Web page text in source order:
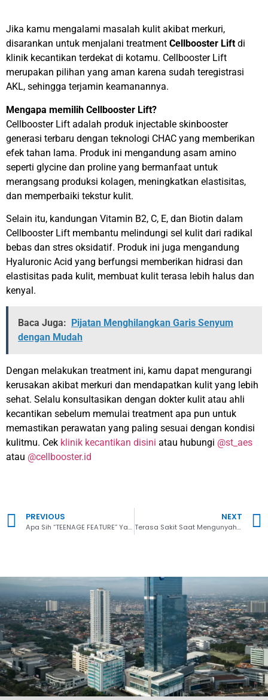
Jika kamu mengalami masalah kulit akibat merkuri,
disarankan untuk menjalani treatment Cellbooster Lift di
klinik kecantikan terdekat di kotamu. Cellbooster Lift
merupakan pilihan yang aman karena sudah teregistrasi
AKL, sehingga terjamin keamanannya.
Mengapa memilih Cellbooster Lift?
Cellbooster Lift adalah produk injectable skinbooster
generasi terbaru dengan teknologi CHAC yang memberikan
efek tahan lama. Produk ini mengandung asam amino
seperti glycine dan proline yang bermanfaat untuk
merangsang produksi kolagen, meningkatkan elastisitas,
dan memperbaiki tekstur kulit.
Selain itu, kandungan Vitamin B2, C, E, dan Biotin dalam
Cellbooster Lift membantu melindungi sel kulit dari radikal
bebas dan stres oksidatif. Produk ini juga mengandung
Hyaluronic Acid yang berfungsi memberikan hidrasi dan
elastisitas pada kulit, membuat kulit terasa lebih halus dan
kenyal.
Baca Juga:
Pijatan Menghilangkan Garis Senyum
dengan Mudah
Dengan melakukan treatment ini, kamu dapat mengurangi
kerusakan akibat merkuri dan mendapatkan kulit yang lebih
sehat. Selalu konsultasikan dengan dokter kulit atau ahli
kecantikan sebelum memulai treatment apa pun untuk
memastikan perawatan yang paling sesuai dengan kondisi
kulitmu. Cek klinik kecantikan disini atau hubungi @st_aes
atau @cellbooster.id
PREVIOUS
Apa Sih “TEENAGE FEATURE” Yang Lagi Tren Di Sosial Media?
NEXT
Terasa Sakit Saat Mengunyah? Waspada Gejala Periodontitis